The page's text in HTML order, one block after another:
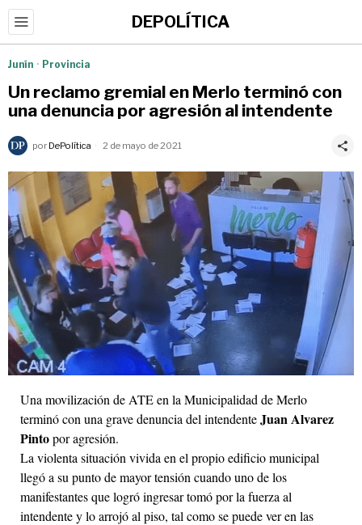
DEPOLÍTICA
Junín · Provincia
Un reclamo gremial en Merlo terminó con
una denuncia por agresión al intendente
por DePolítica 2 de mayo de 2021
Una movilización de ATE en la Municipalidad de Merlo
terminó con una grave denuncia del intendenteJuan Alvarez
Pintopor agresión.
La violenta situación vivida en el propio edificio municipal
llegó a su punto de mayor tensión cuando uno de los
manifestantes que logró ingresar tomó por la fuerza al
intendente y lo arrojó al piso, tal como se puede ver en las